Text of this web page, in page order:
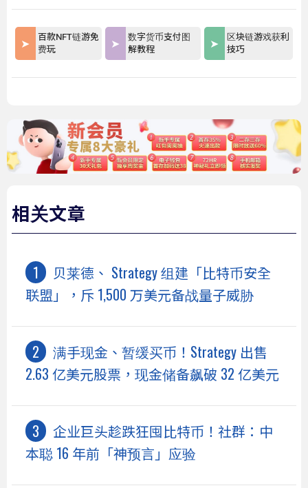
百款NFT链游免
费玩
数字货币支付图
解教程
区块链游戏获利
技巧
相关文章
贝莱德、 Strategy 组建「比特币安全
联盟」，斥 1,500 万美元备战量子威胁
满手现金、暂缓买币！Strategy 出售
2.63 亿美元股票，现金储备飙破 32 亿美元
企业巨头趁跌狂囤比特币！社群：中
本聪 16 年前「神预言」应验